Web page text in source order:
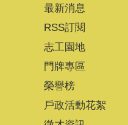
最新消息
RSS訂閱
志工園地
門牌專區
榮譽榜
戶政活動花絮